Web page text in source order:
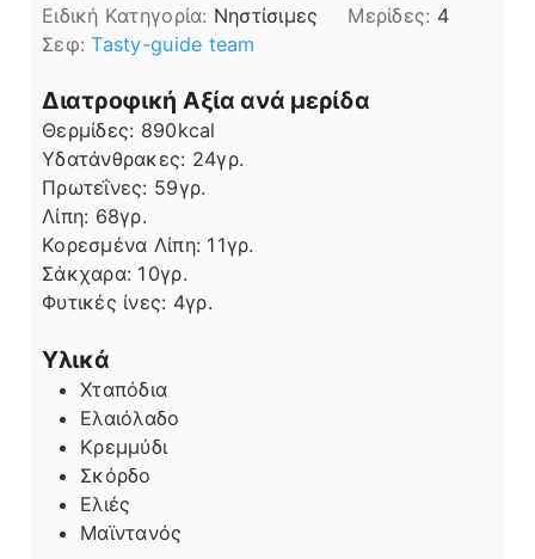
Ειδική Κατηγορία: Νηστίσιμες Μερίδες: 4
Σεφ:Tasty-guide team
Διατροφική Αξία ανά μερίδα
Θερμίδες: 890kcal
Υδατάνθρακες: 24γρ.
Πρωτεΐνες: 59γρ.
Λίπη
Λίπη: 68γρ.
Κορεσμένα Λίπη: 11γρ.
Σάκχαρα: 10γρ.
Φυτικές ίνες: 4γρ.
Υλικά
Χταπόδια
Ελαιόλαδο
Κρεμμύδι
Σκόρδο
Ελιές
Μαϊντανός